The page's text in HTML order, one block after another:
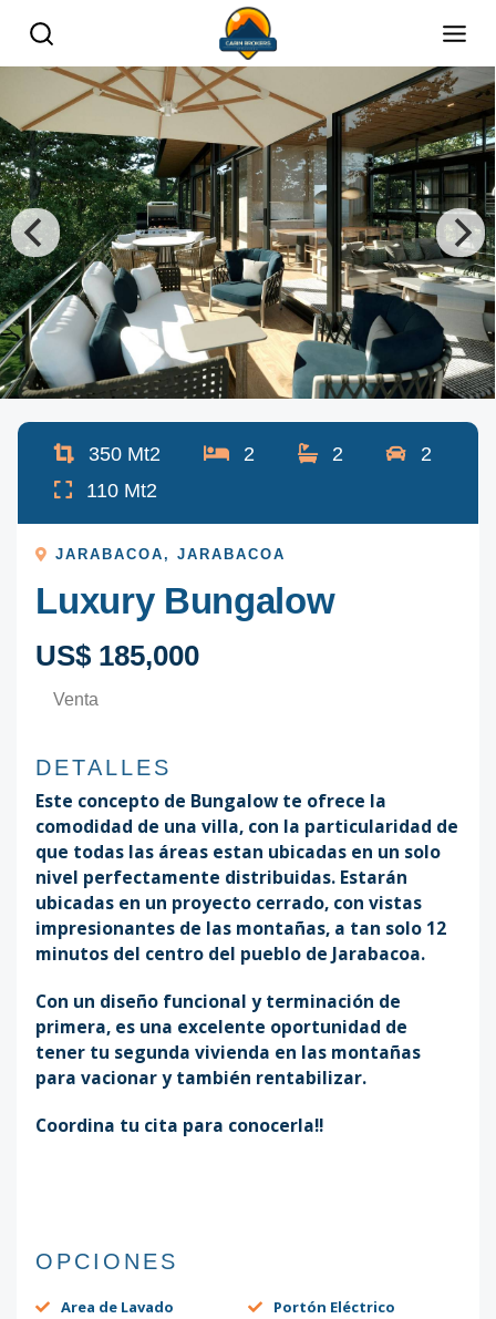
350 Mt2 2 2
2
110 Mt2
JARABACOA ,JARABACOA
Luxury Bungalow
US$ 185,000
Venta
DETALLES
Este concepto de Bungalow te ofrece la
comodidad de una villa, con la particularidad de
que todas las áreas estan ubicadas en un solo
nivel perfectamente distribuidas. Estarán
ubicadas en un proyecto cerrado, con vistas
impresionantes de las montañas, a tan solo 12
minutos del centro del pueblo de Jarabacoa.
Con un diseño funcional y terminación de
primera, es una excelente oportunidad de
tener tu segunda vivienda en las montañas
para vacionar y también rentabilizar.
Coordina tu cita para conocerla!!
OPCIONES
Area de Lavado Portón Eléctrico